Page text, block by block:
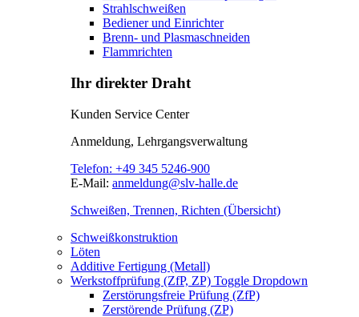
Strahlschweißen
Bediener und Einrichter
Brenn- und Plasmaschneiden
Flammrichten
Ihr direkter Draht
Kunden Service Center
Anmeldung, Lehrgangsverwaltung
Telefon: +49 345 5246-900
E-Mail: anmeldung@slv-halle.de
Schweißen, Trennen, Richten (Übersicht)
Schweißkonstruktion
Löten
Additive Fertigung (Metall)
Werkstoffprüfung (ZfP, ZP) Toggle Dropdown
Zerstörungsfreie Prüfung (ZfP)
Zerstörende Prüfung (ZP)